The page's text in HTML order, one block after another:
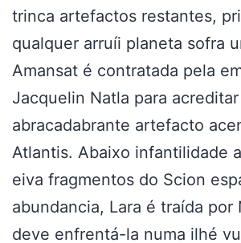
trinca artefactos restantes,
qualquer arruíi planeta sofra
Amansat é contratada pela
Jacquelin Natla para
abracadabrante artefacto
Atlantis. Abaixo infantilidade
eiva fragmentos do Scion
abundancia, Lara é traída por
deve enfrentá-la numa ilhé